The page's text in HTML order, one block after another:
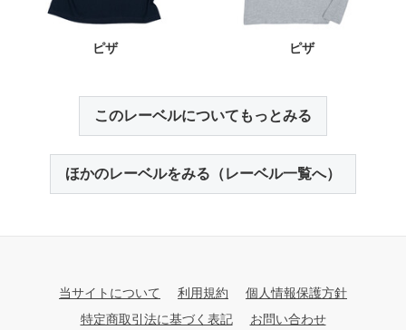
ピザ ピザ
このレーベルについてもっとみる
ほかのレーベルをみる（レーベル一覧へ）
当サイトについて 利用規約
個人情報保護方針
特定商取引法に基づく表記
お問い合わせ